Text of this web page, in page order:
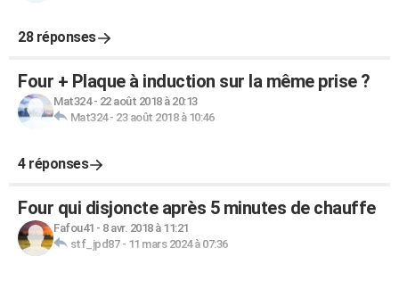
28 réponses
Four + Plaque à induction sur la même prise ?
Mat324- 22 août 2018 à 20:13
Mat324- 23 août 2018 à 10:46
4 réponses
Four qui disjoncte après 5 minutes de chauffe
Fafou41 - 8 avr. 2018 à 11:21
stf_jpd87- 11 mars 2024 à 07:36